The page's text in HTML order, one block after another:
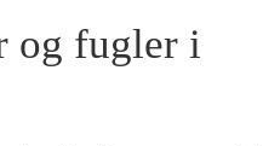
og fugler i